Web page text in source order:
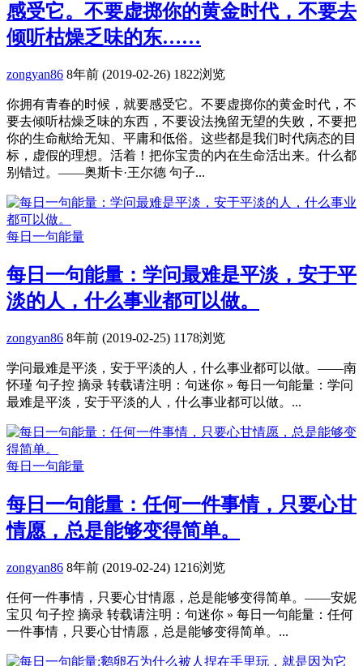
感受它。不要虚掷你的黄金时代，不要去
倾听枯燥乏味的东……
zongyan86 8年前 (2019-02-26) 1822浏览
你拥有青春的时候，就要感受它。不要虚掷你的黄金时代，不
要去倾听枯燥乏味的东西，不要设法挽留无望的失败，不要把
你的生命献给无知、平庸和低俗。这些都是我们时代病态的目
标，虚假的理想。活着！把你宝贵的内在生命活出来。什么都
别错过。——奥斯卡·王尔德 句子...
每日一句能量
每日一句能量：学问最难是平淡，安于平
淡的人，什么事业都可以做。
zongyan86 8年前 (2019-02-25) 1178浏览
学问最难是平淡，安于平淡的人，什么事业都可以做。——南
怀瑾 句子控 摘录 转载请注明：句迷你 » 每日一句能量：学问
最难是平淡，安于平淡的人，什么事业都可以做。...
每日一句能量
每日一句能量：任何一件事情，只要心甘
情愿，总是能够变得简单。
zongyan86 8年前 (2019-02-24) 1216浏览
任何一件事情，只要心甘情愿，总是能够变得简单。——安妮
宝贝 句子控 摘录 转载请注明：句迷你 » 每日一句能量：任何
一件事情，只要心甘情愿，总是能够变得简单。...